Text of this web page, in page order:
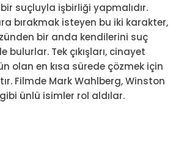
suçluyla işbirliği yapmalıdır.
bırakmak isteyen bu iki karakter,
bir anda kendilerini suç
bulurlar. Tek çıkışları, cinayet
olan en kısa sürede çözmek için
Filmde Mark Wahlberg, Winston
ünlü isimler rol aldılar.